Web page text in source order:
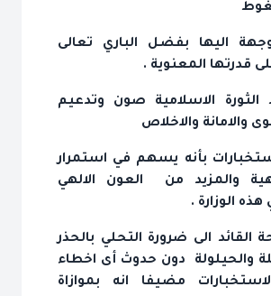
اليها بفضل الباري تعالى
قدرتها المعنوية .
الاسلامية صون وتدعيم
والامانة والاخلاص
بأنه يسهم في استمرار
والمزيد من العون الالهي
الوزارة .
القائد الى ضرورة التحلي بالحذر
والحيلولة دون حدوث أى اخطاء
مضيفا انه بموازاة